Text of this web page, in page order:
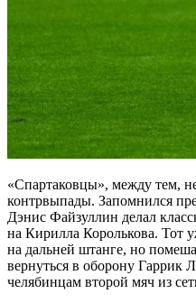
«Спартаковцы», между тем,
контрвыпады. Запомнился
Дэнис Файзуллин делал
на Кирилла Королькова. Тот
на дальней штанге, но
вернуться в оборону Гаррик
челябинцам второй мяч из